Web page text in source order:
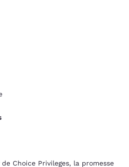
Choice Privileges, la promesse